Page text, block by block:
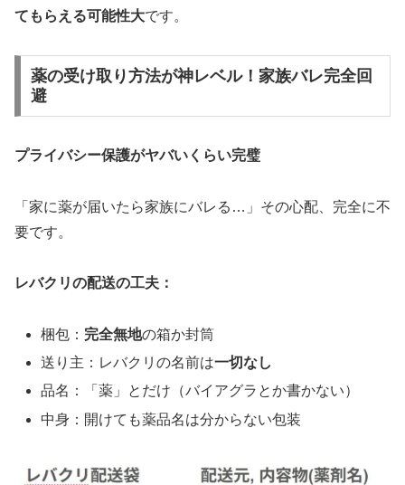
てもらえる可能性大です。
薬の受け取り方法が神レベル！家族バレ完全回
避
プライバシー保護がヤバいくらい完璧
「家に薬が届いたら家族にバレる…」その心配、完全に不
要です。
レバクリの配送の工夫：
梱包： 完全無地の箱か封筒
送り主：レバクリの名前は一切なし
品名：「薬」とだけ（バイアグラとか書かない）
中身：開けても薬品名は分からない包装